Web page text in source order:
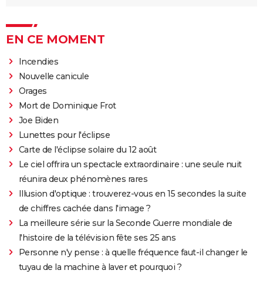
EN CE MOMENT
Incendies
Nouvelle canicule
Orages
Mort de Dominique Frot
Joe Biden
Lunettes pour l'éclipse
Carte de l'éclipse solaire du 12 août
Le ciel offrira un spectacle extraordinaire : une seule nuit
réunira deux phénomènes rares
Illusion d'optique : trouverez-vous en 15 secondes la suite
de chiffres cachée dans l'image ?
La meilleure série sur la Seconde Guerre mondiale de
l'histoire de la télévision fête ses 25 ans
Personne n'y pense : à quelle fréquence faut-il changer le
tuyau de la machine à laver et pourquoi ?